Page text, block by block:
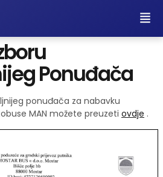
Ponuđača
ponuđača za nabavku
MAN možete preuzeti ovdje .